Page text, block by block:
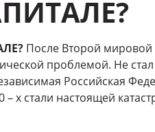
После Второй
проблемой. Не
Российская
х стали настоящей